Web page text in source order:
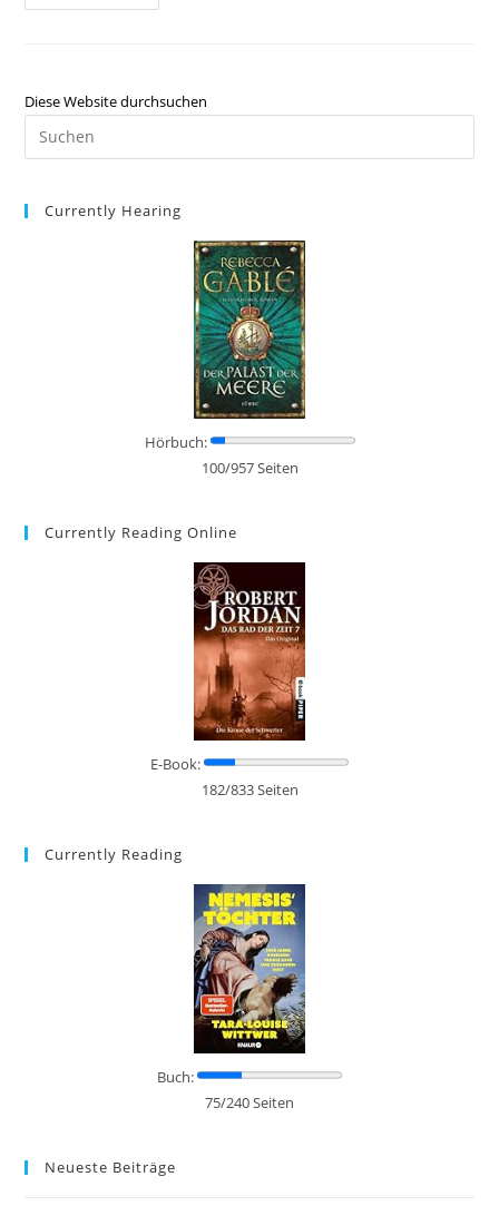
Diese Website durchsuchen
Currently Hearing
Hörbuch:
100/957 Seiten
Currently Reading Online
E-Book:
182/833 Seiten
Currently Reading
Buch:
75/240 Seiten
Neueste Beiträge